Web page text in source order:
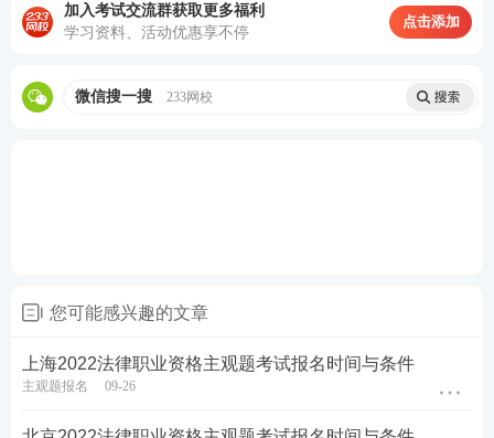
点击购买，取证不等待
频得分考点，考前15页纸+音频磨耳朵,达到
第四轮复习：【主观题专项冲刺 】考前1个
加入考试交流群获取更多福利
学习资料、活动优惠享不停
点击添加
微信搜一搜 233网校
您可能感兴趣的文章
上海2022法律职业资格主观题考试报名时间与条件
主观题报名 09-26